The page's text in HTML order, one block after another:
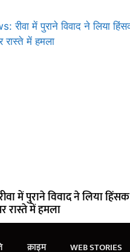
में पुराने विवाद ने लिया हिंसक
रास्ते में हमला
क्राइम WEB STORIES